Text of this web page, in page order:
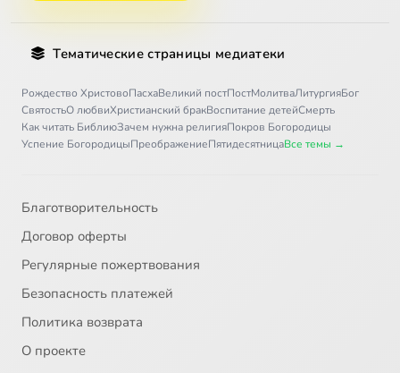
Тематические страницы медиатеки
Рождество ХристовоПасхаВеликий постПостМолитваЛитургияБог
СвятостьО любвиХристианский бракВоспитание детейСмерть
Как читать БиблиюЗачем нужна религияПокров Богородицы
Успение БогородицыПреображениеПятидесятницаВсе темы →
Благотворительность
Договор оферты
Регулярные пожертвования
Безопасность платежей
Политика возврата
О проекте